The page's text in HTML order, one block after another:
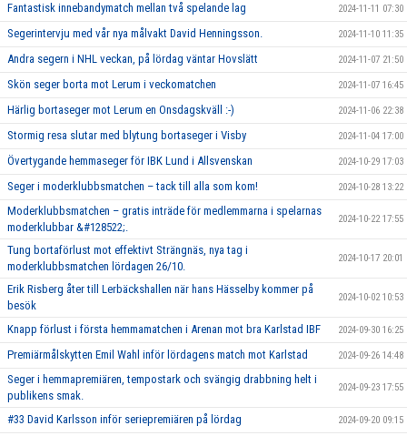
Fantastisk innebandymatch mellan två spelande lag 2024-11-11 07:30
Segerintervju med vår nya målvakt David Henningsson. 2024-11-10 11:35
Andra segern i NHL veckan, på lördag väntar Hovslätt 2024-11-07 21:50
Skön seger borta mot Lerum i veckomatchen 2024-11-07 16:45
Härlig bortaseger mot Lerum en Onsdagskväll :-) 2024-11-06 22:38
Stormig resa slutar med blytung bortaseger i Visby 2024-11-04 17:00
Övertygande hemmaseger för IBK Lund i Allsvenskan 2024-10-29 17:03
Seger i moderklubbsmatchen – tack till alla som kom! 2024-10-28 13:22
Moderklubbsmatchen – gratis inträde för medlemmarna i spelarnas
moderklubbar &#128522;.
2024-10-22 17:55
Tung bortaförlust mot effektivt Strängnäs, nya tag i
moderklubbsmatchen lördagen 26/10.
2024-10-17 20:01
Erik Risberg åter till Lerbäckshallen när hans Hässelby kommer på
besök
2024-10-02 10:53
Knapp förlust i första hemmamatchen i Arenan mot bra Karlstad IBF 2024-09-30 16:25
Premiärmålskytten Emil Wahl inför lördagens match mot Karlstad 2024-09-26 14:48
Seger i hemmapremiären, tempostark och svängig drabbning helt i
publikens smak.
2024-09-23 17:55
#33 David Karlsson inför seriepremiären på lördag 2024-09-20 09:15